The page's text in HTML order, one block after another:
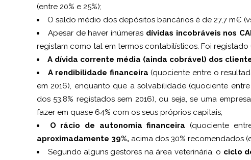
(entre 20% e 25%);
O saldo médio dos depósitos bancários é de 27,7 m€
Apesar de haver inúmeras dívidas incobráveis nos
registam como tal em termos contabilísticos. Foi registado
A dívida corrente média (ainda cobrável) dos
A rendibilidade financeira (quociente entre o
em 2016), enquanto que a solvabilidade (quociente
dos 53,8% registados sem 2016), ou seja, se uma
fazer em quase 64% com os seus próprios capitais;
O rácio de autonomia financeira (quociente
aproximadamente 39%, acima dos 30% recomendados
Segundo alguns gestores na área veterinária, o ciclo